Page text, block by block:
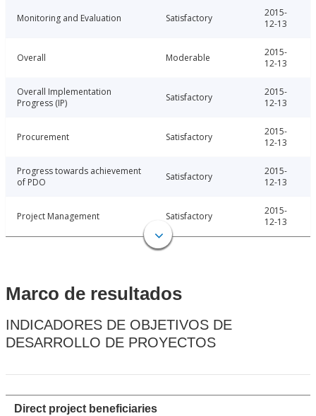
Monitoring and Evaluation Satisfactory
2015-
12-13
Overall Moderable
2015-
12-13
Overall Implementation
Progress (IP)
Satisfactory
2015-
12-13
Procurement Satisfactory
2015-
12-13
Progress towards achievement
of PDO
Satisfactory
2015-
12-13
Project Management Satisfactory
2015-
12-13
Marco de resultados
INDICADORES DE OBJETIVOS DE
DESARROLLO DE PROYECTOS
Direct project beneficiaries